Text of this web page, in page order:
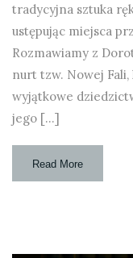
tradycyjna sztuka
ustępując miejsca
Rozmawiamy z
nurt tzw. Nowej
wyjątkowe
jego […]
Read More